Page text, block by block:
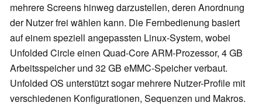
mehrere Screens hinweg darzustellen, deren Anordnung
der Nutzer frei wählen kann. Die Fernbedienung basiert
auf einem speziell angepassten Linux-System, wobei
Unfolded Circle einen Quad-Core ARM-Prozessor, 4 GB
Arbeitsspeicher und 32 GB eMMC-Speicher verbaut.
Unfolded OS unterstützt sogar mehrere Nutzer-Profile mit
verschiedenen Konfigurationen, Sequenzen und Makros.